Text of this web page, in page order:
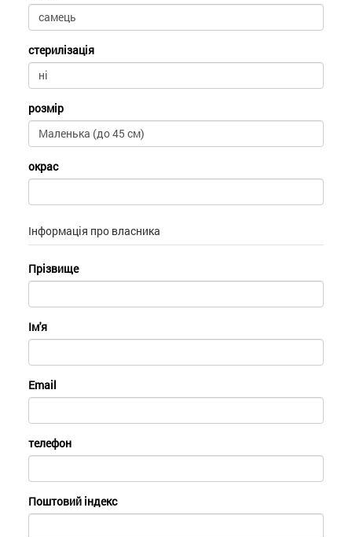
стерилізація
розмір
окрас
Інформація про власника
Прізвище
Ім'я
Email
телефон
Поштовий індекс